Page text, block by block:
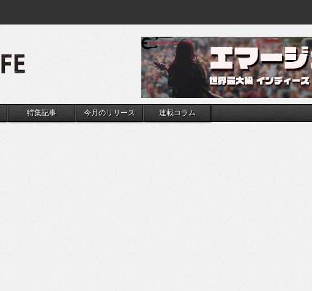
特集記事 今月のリリース 連載コラム